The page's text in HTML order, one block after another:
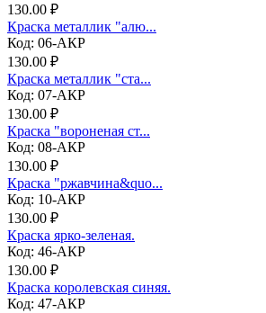
130.00 ₽
Краска металлик "алю...
Код: 06-АКР
130.00 ₽
Краска металлик "ста...
Код: 07-АКР
130.00 ₽
Краска "вороненая ст...
Код: 08-АКР
130.00 ₽
Краска "ржавчина&quo...
Код: 10-АКР
130.00 ₽
Краска ярко-зеленая.
Код: 46-АКР
130.00 ₽
Краска королевская синяя.
Код: 47-АКР